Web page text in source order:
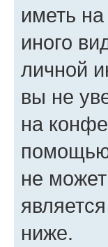
иметь
иного
личной
вы не
на
помощью
не
ниже.